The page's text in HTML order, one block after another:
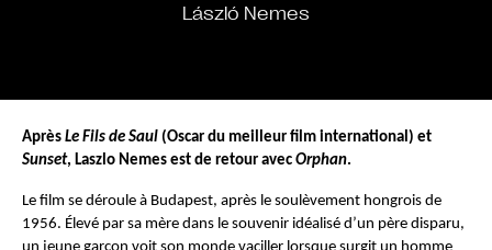
László Nemes
Après Le Fils de Saul
Sunset, Laszlo Nemes est de retour avec Orphan.
Le film se déroule à Budapest, après le soulèvement hongrois de
1956. Élevé par sa mère dans le souvenir idéalisé d’un père disparu,